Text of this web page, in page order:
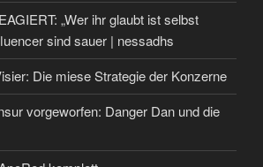
„Wer ihr glaubt ist selbst
sind sauer | nessadhs
Die miese Strategie der Konzerne
vorgeworfen: Danger Dan und die